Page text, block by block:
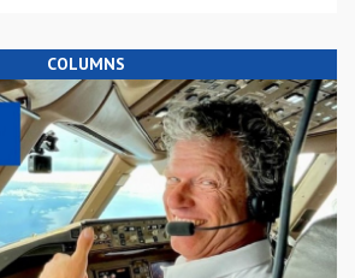
COLUMNS